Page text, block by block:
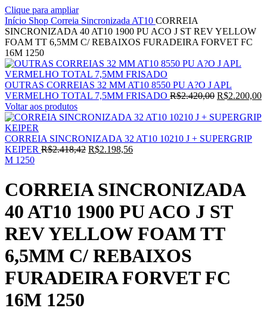
Clique para ampliar
Início Shop Correia SincronizadaAT10 CORREIA
SINCRONIZADA 40 AT10 1900 PU ACO J ST REV YELLOW
FOAM TT 6,5MM C/ REBAIXOS FURADEIRA FORVET FC
16M 1250
OUTRAS CORREIAS 32 MM AT10 8550 PU A?O J APL
VERMELHO TOTAL 7,5MM FRISADO R$2.420,00 O
original
R$2.420,00.
R$2.200,00
Voltar aos produtos
CORREIA SINCRONIZADA 32 AT10 10210 J + SUPERGRIP
KEIPER R$2.418,42 O
era:
R$2.418,42.
R$2.198,56O
é:
R$2.198,56.
M 1250
CORREIA SINCRONIZADA
40 AT10 1900 PU ACO J ST
REV YELLOW FOAM TT
6,5MM C/ REBAIXOS
FURADEIRA FORVET FC
16M 1250